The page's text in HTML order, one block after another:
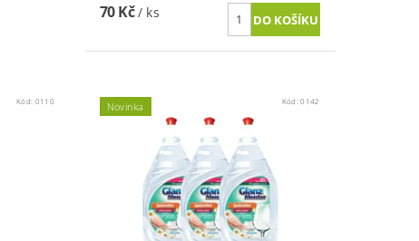
70 Kč/ ks
Kód: 0110 Novinka Kód:0142